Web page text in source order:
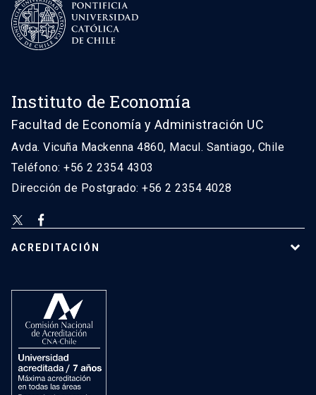
Instituto de Economía
Facultad de Economía y Administración UC
Avda. Vicuña Mackenna 4860, Macul. Santiago, Chile
Teléfono: +56 2 2354 4303
Dirección de Postgrado: +56 2 2354 4028
ACREDITACIÓN